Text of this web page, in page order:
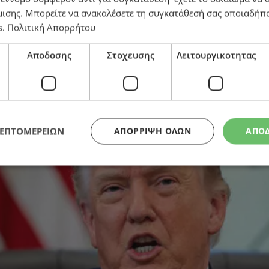
τον Νετανιάχου να γυρίσει τα στρατεύματα
. Μπορείτε να ανακαλέσετε τη συγκατάθεσή σας
. Πολιτική Απορρήτου
Αποδοσης Στοχευσης Λειτουργικοτητας
ΑΠΌΡΡΙΨΗ ΌΛΩΝ